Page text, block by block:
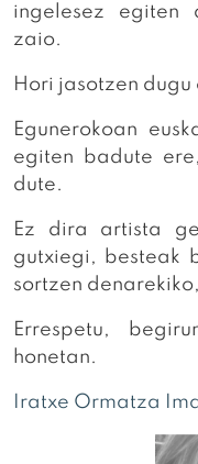
ingelesez egiten
zaio.
Hori jasotzen dugu
Egunerokoan
egiten badute
dute.
Ez dira artista
gutxiegi, besteak
sortzen
Errespetu,
honetan.
Iratxe Ormatza